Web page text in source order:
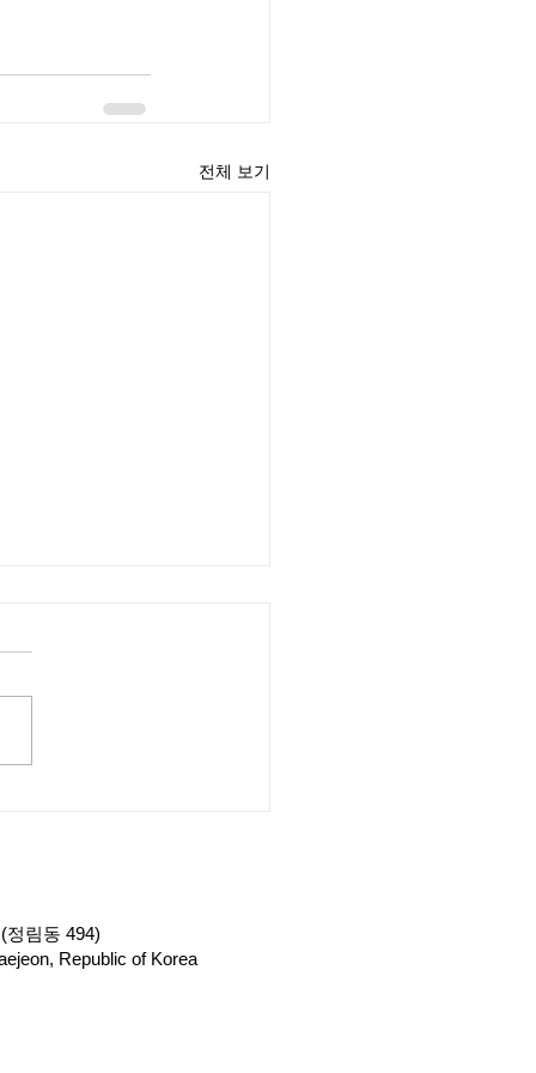
전체 보기
정림동 494)
Republic of Korea